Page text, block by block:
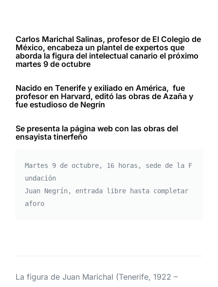
Carlos Marichal Salinas, profesor de El Colegio de
México, encabeza un plantel de expertos que
aborda la figura del intelectual canario el próximo
martes 9 de octubre
Nacido en Tenerife y exiliado en América, fue
profesor en Harvard, editó las obras de Azaña y
fue estudioso de Negrín
Se presenta la página web con las obras del
ensayista tinerfeño
Martes 9 de octubre, 16 horas, sede de la F
undación
Juan Negrín, entrada libre hasta completar
aforo
La figura de Juan Marichal (Tenerife, 1922 –